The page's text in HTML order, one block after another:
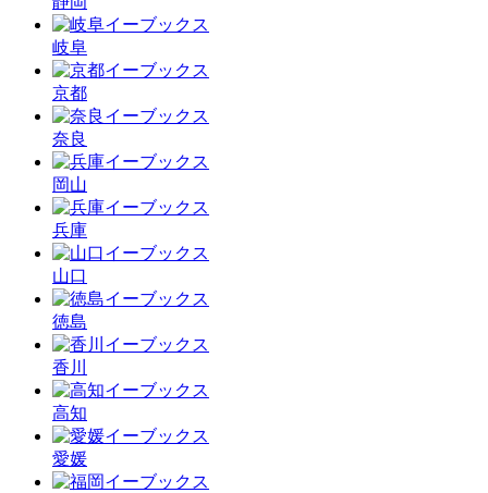
岐阜
京都
奈良
岡山
兵庫
山口
徳島
香川
高知
愛媛